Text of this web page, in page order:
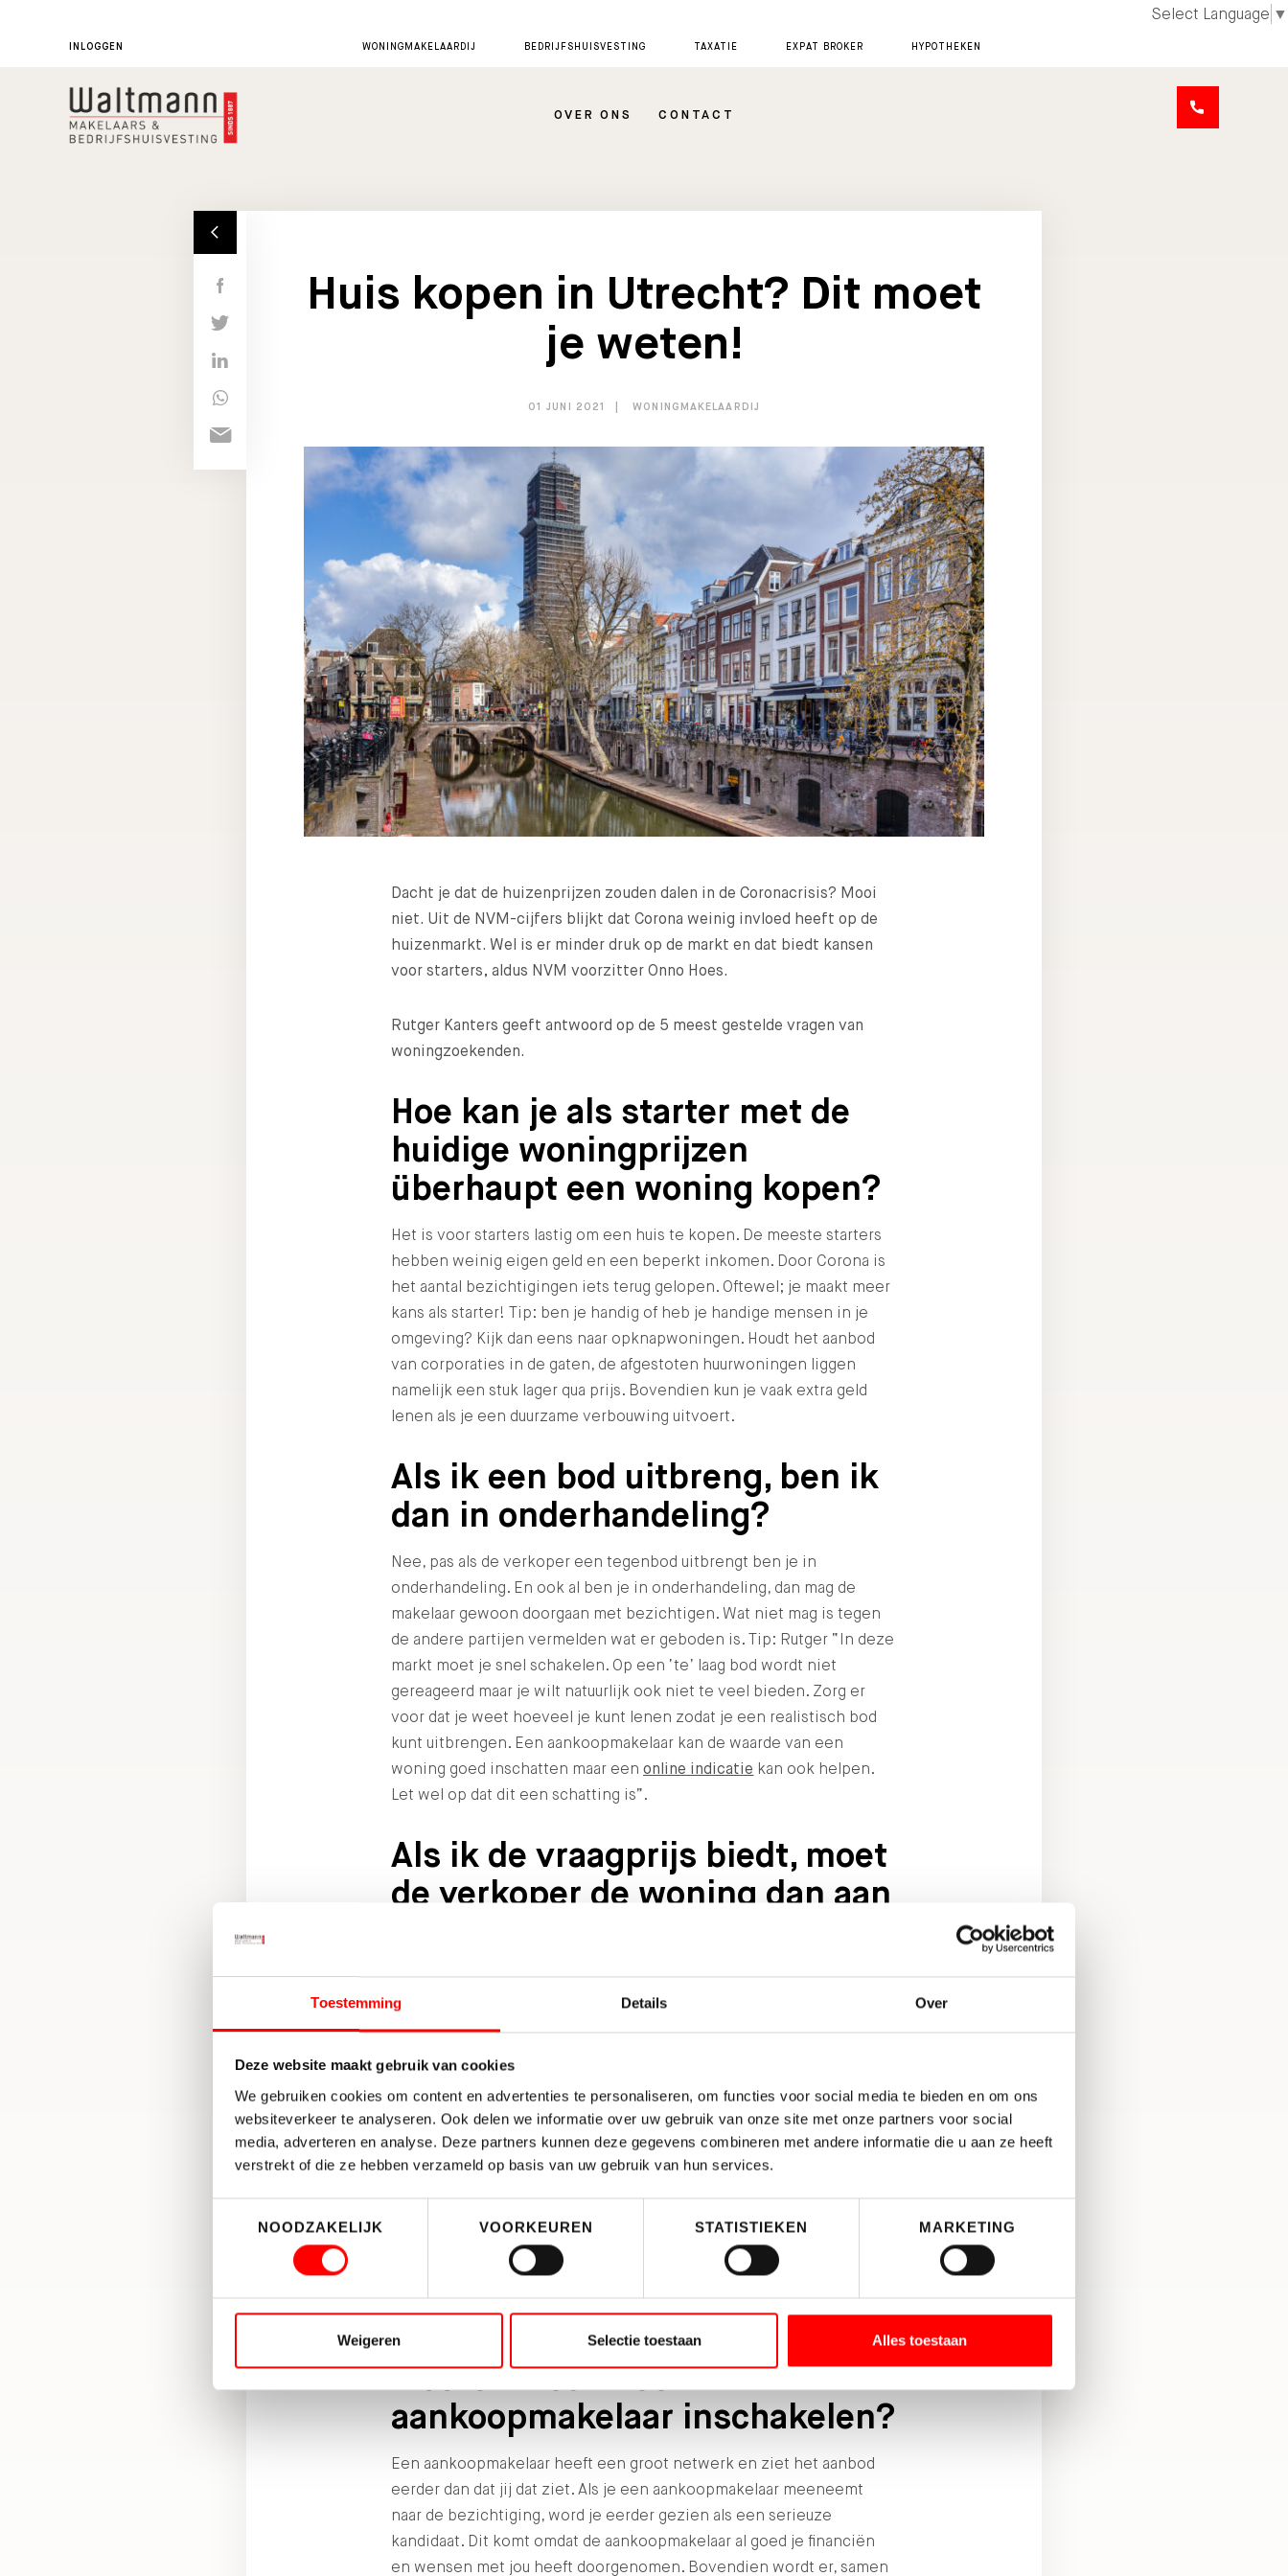
Toestemming Details Over
Deze website maakt gebruik van cookies
We gebruiken cookies om content en advertenties te personaliseren, om functies voor social media te bieden en om ons
websiteverkeer te analyseren. Ook delen we informatie over uw gebruik van onze site met onze partners voor social
media, adverteren en analyse. Deze partners kunnen deze gegevens combineren met andere informatie die u aan ze heeft
verstrekt of die ze hebben verzameld op basis van uw gebruik van hun services.
NOODZAKELIJK
VOORKEUREN STATISTIEKEN MARKETING
Weigeren Selectie toestaan Alles toestaan
Select Language ▼
INLOGGEN WONINGMAKELAARDIJ BEDRIJFSHUISVESTING TAXATIE EXPAT BROKER HYPOTHEKEN
OVER ONS CONTACT
Huis kopen in Utrecht? Dit moet
je weten!
01 JUNI 2021 WONINGMAKELAARDIJ
Dacht je dat de huizenprijzen zouden dalen in de Coronacrisis? Mooi
niet. Uit de NVM-cijfers blijkt dat Corona weinig invloed heeft op de
huizenmarkt. Wel is er minder druk op de markt en dat biedt kansen
voor starters, aldus NVM voorzitter Onno Hoes.
Rutger Kanters geeft antwoord op de 5 meest gestelde vragen van
woningzoekenden.
Hoe kan je als starter met de
huidige woningprijzen
überhaupt een woning kopen?
Het is voor starters lastig om een huis te kopen. De meeste starters
hebben weinig eigen geld en een beperkt inkomen. Door Corona is
het aantal bezichtigingen iets terug gelopen. Oftewel; je maakt meer
kans als starter! Tip: ben je handig of heb je handige mensen in je
omgeving? Kijk dan eens naar opknapwoningen. Houdt het aanbod
van corporaties in de gaten, de afgestoten huurwoningen liggen
namelijk een stuk lager qua prijs. Bovendien kun je vaak extra geld
lenen als je een duurzame verbouwing uitvoert.
Als ik een bod uitbreng, ben ik
dan in onderhandeling?
Nee, pas als de verkoper een tegenbod uitbrengt ben je in
onderhandeling. En ook al ben je in onderhandeling, dan mag de
makelaar gewoon doorgaan met bezichtigen. Wat niet mag is tegen
de andere partijen vermelden wat er geboden is. Tip: Rutger “In deze
markt moet je snel schakelen. Op een ‘te’ laag bod wordt niet
gereageerd maar je wilt natuurlijk ook niet te veel bieden. Zorg er
voor dat je weet hoeveel je kunt lenen zodat je een realistisch bod
kunt uitbrengen. Een aankoopmakelaar kan de waarde van een
woning goed inschatten maar eenonline indicatie kan ook helpen.
Let wel op dat dit een schatting is”.
Als ik de vraagprijs biedt, moet
de verkoper de woning dan aan
De Hoge Raad heeft bepaald dat de vraagprijs gezien moet worden als
een uitnodiging tot het doen van een bod. Als je de vraagprijs biedt
kan de verkoper beslissen je bod niet te aanvaarden of eventueel
een tegenbod te doen.
Heb je standaard voorbehoud
van financiering als je een huis
koopt?
Nee, dit moet vooraf afgesproken worden. Daarna wordt dit
vastgelegd in de koopovereenkomst. Je kunt er dus niet standaard
vanuit gaan dat het voorbehoud in de koopovereenkomst is
meegenomen.
Waarom zou ik een
aankoopmakelaar inschakelen?
Een aankoopmakelaar heeft een groot netwerk en ziet het aanbod
eerder dan dat jij dat ziet. Als je een aankoopmakelaar meeneemt
naar de bezichtiging, word je eerder gezien als een serieuze
kandidaat. Dit komt omdat de aankoopmakelaar al goed je financiën
en wensen met jou heeft doorgenomen. Bovendien wordt er, samen